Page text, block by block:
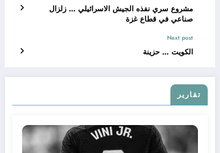
مشروع سري نفذه الجيش الاسرائيلي … زلزال
صناعي في قطاع غزة
Next post
الكويت … حزينة
تقارير